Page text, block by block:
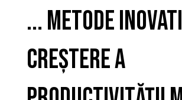
... Metode
creștere a